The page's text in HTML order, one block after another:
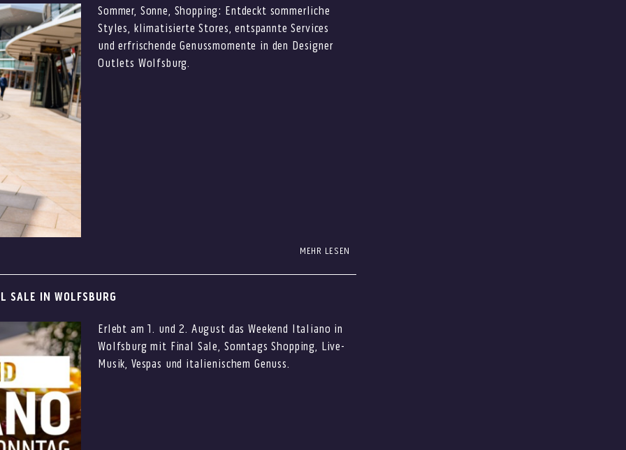
Sommer, Sonne, Shopping: Entdeckt sommerliche
Styles, klimatisierte Stores, entspannte Services
und erfrischende Genussmomente in den Designer
Outlets Wolfsburg.
über 100 Marken.
für sonnige Tage oder eine kleine Erfrischung zwischendurch:
und entspannte Auszeiten an einem Ort.
entdecken
MEHR LESEN
SALE IN WOLFSBURG
Erlebt am 1. und 2. August das Weekend Italiano in
Wolfsburg mit Final Sale, Sonntags Shopping, Live-
Musik, Vespas und italienischem Genuss.